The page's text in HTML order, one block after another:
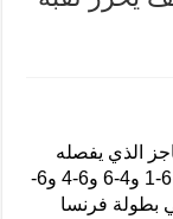
الذي يفصله
عن المجد في البطولات الأربع الكبرى بتغلبه 6-1 و4-6 و6-4 و6-
بطولة فرنسا